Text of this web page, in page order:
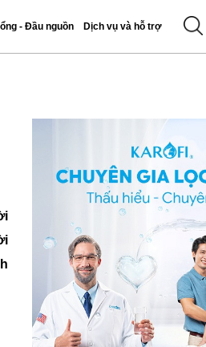
- Đầu nguồn Dịch vụ và hỗ trợ